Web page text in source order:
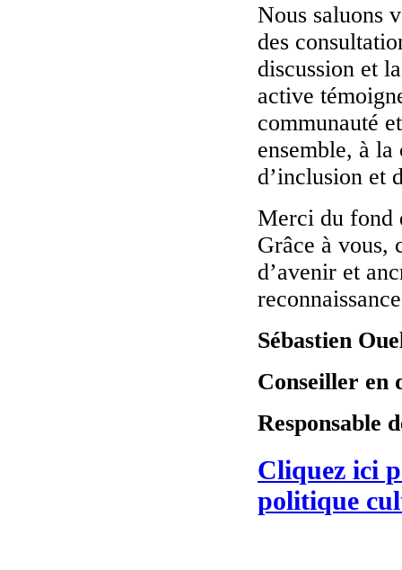
Nous saluons
des
discussion et
active
communauté
ensemble, à
d’inclusion et
Merci du fond
Grâce à vous,
d’avenir et
Sébastien
Conseiller en
Responsable
Cliquez ici
politique